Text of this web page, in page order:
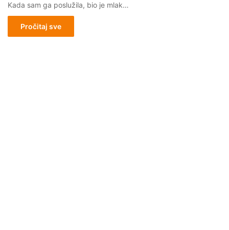
Kada sam ga poslužila, bio je mlak…
Pročitaj sve